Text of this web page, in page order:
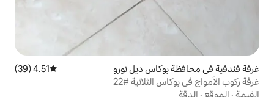
ديل تورو متوسط التقييم 4.51 من 5، 39 مراجعات
4.51 (39)
#22